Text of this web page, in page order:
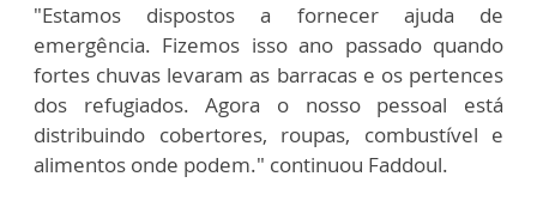
"Estamos dispostos a fornecer ajuda de
emergência. Fizemos isso ano passado quando
fortes chuvas levaram as barracas e os pertences
dos refugiados. Agora o nosso pessoal está
distribuindo cobertores, roupas, combustível e
alimentos onde podem." continuou Faddoul.